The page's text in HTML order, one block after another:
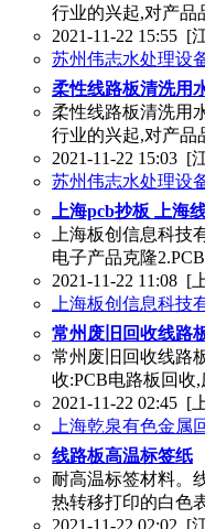
行业的兴起,对产品
2021-11-22 15:55 [
苏州伟志水处理设
柔性线路板清洗用
柔性线路板清洗用
行业的兴起,对产品
2021-11-22 15:03 [
苏州伟志水处理设
上海pcb抄板 上海
上海板创信息科技
电子产品克隆
2021-11-22 11:08 [
上海板创信息科技
常州废旧回收线路
常州废旧回收线路
收:PCB电路板回收,
2021-11-22 02:45 [
上海乾泉有色金属
线路板高温标签纸
耐高温标签材料。
热转移打印的白色
2021-11-22 02:02 [